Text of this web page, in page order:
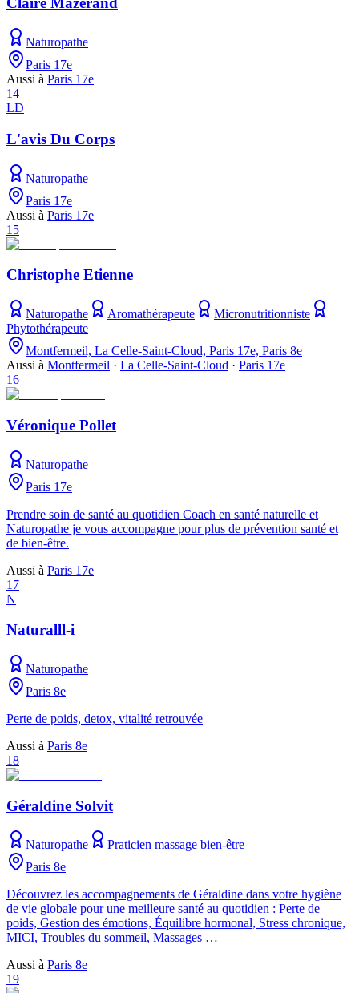
Naturopathe
Paris 17e
Aussi à Paris 17e
14
LD
L'avis Du Corps
Naturopathe
Paris 17e
Aussi à Paris 17e
15
Christophe Etienne
Naturopathe Aromathérapeute
Micronutritionniste
Phytothérapeute
Montfermeil, La Celle-Saint-Cloud, Paris 17e, Paris 8e
Aussi à Montfermeil · La Celle-Saint-Cloud · Paris 17e
16
Véronique Pollet
Naturopathe
Paris 17e
Prendre soin de santé au quotidien Coach en santé naturelle et
Naturopathe je vous accompagne pour plus de prévention santé et
de bien-être.
Aussi à Paris 17e
17
N
Naturalll-i
Naturopathe
Paris 8e
Perte de poids, detox, vitalité retrouvée
Aussi à Paris 8e
18
Géraldine Solvit
Naturopathe
Praticien massage bien-être
Paris 8e
Découvrez les accompagnements de Géraldine dans votre hygiène
de vie globale pour une meilleure santé au quotidien : Perte de
poids, Gestion des émotions, Équilibre hormonal, Stress chronique,
MICI, Troubles du sommeil, Massages …
Aussi à Paris 8e
19